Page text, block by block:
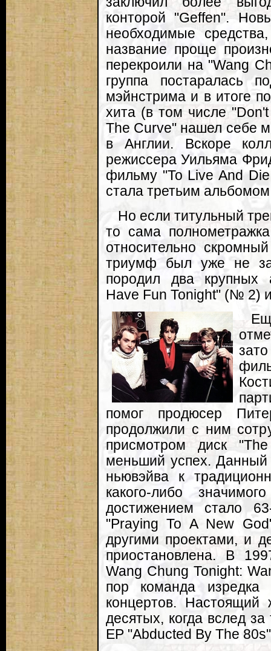
конторой "Geffen".
необходимые
название проще
перекроили на "Wang
группа постаралась
мэйнстрима и в итоге
хита (в том числе
The Curve" нашел себе
в Англии. Вскоре
режиссера Уильяма
фильму "To Live And
стала третьим
Но если титульный
то сама
относительно
триумф был уже не за
породил два крупных
Have Fun Tonight" (№ 2)
помог продюсер
продолжили с ним
присмотром диск
меньший успех. Данный
ньювэйва к
какого-либо
достижением стало
"Praying To A New
другими проектами, и
приостановлена. В
Wang Chung Tonight:
пор команда изредка
концертов.
десятых, когда вслед
EP "Abducted By The